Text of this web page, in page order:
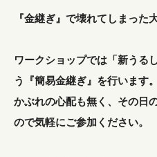
『金継ぎ』で壊れてしまった
ワークショップでは「新うる
う『簡易金継ぎ』を行います。
かぶれの心配も無く、その日
ので気軽にご参加ください。